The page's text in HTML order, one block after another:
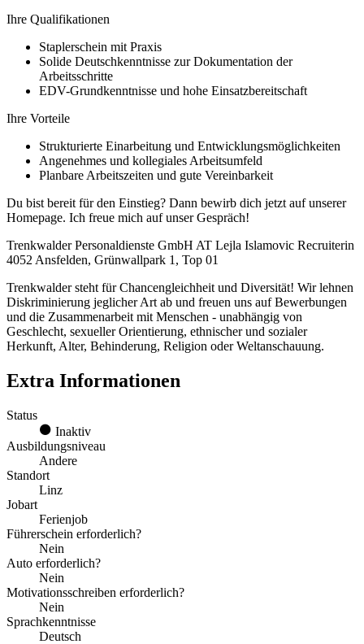
Ihre Qualifikationen
Staplerschein mit Praxis
Solide Deutschkenntnisse zur Dokumentation der
Arbeitsschritte
EDV-Grundkenntnisse und hohe Einsatzbereitschaft
Ihre Vorteile
Strukturierte Einarbeitung und Entwicklungsmöglichkeiten
Angenehmes und kollegiales Arbeitsumfeld
Planbare Arbeitszeiten und gute Vereinbarkeit
Du bist bereit für den Einstieg? Dann bewirb dich jetzt auf unserer
Homepage. Ich freue mich auf unser Gespräch!
Trenkwalder Personaldienste GmbH AT Lejla Islamovic Recruiterin
4052 Ansfelden, Grünwallpark 1, Top 01
Trenkwalder steht für Chancengleichheit und Diversität! Wir lehnen
Diskriminierung jeglicher Art ab und freuen uns auf Bewerbungen
und die Zusammenarbeit mit Menschen - unabhängig von
Geschlecht, sexueller Orientierung, ethnischer und sozialer
Herkunft, Alter, Behinderung, Religion oder Weltanschauung.
Extra Informationen
Status
Inaktiv
Ausbildungsniveau
Andere
Standort
Linz
Jobart
Ferienjob
Führerschein erforderlich?
Nein
Auto erforderlich?
Nein
Motivationsschreiben erforderlich?
Nein
Sprachkenntnisse
Deutsch